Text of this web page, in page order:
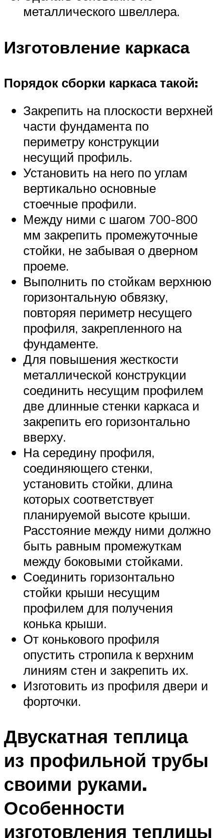
металлического швеллера.
Изготовление каркаса
Порядок сборки каркаса такой:
Закрепить на плоскости верхней
части фундамента по
периметру конструкции
несущий профиль.
Установить на него по углам
вертикально основные
стоечные профили.
Между ними с шагом 700-800
мм закрепить промежуточные
стойки, не забывая о дверном
проеме.
Выполнить по стойкам верхнюю
горизонтальную обвязку,
повторяя периметр несущего
профиля, закрепленного на
фундаменте.
Для повышения жесткости
металлической конструкции
соединить несущим профилем
две длинные стенки каркаса и
закрепить его горизонтально
вверху.
На середину профиля,
соединяющего стенки,
установить стойки, длина
которых соответствует
планируемой высоте крыши.
Расстояние между ними должно
быть равным промежуткам
между боковыми стойками.
Соединить горизонтально
стойки крыши несущим
профилем для получения
конька крыши.
От конькового профиля
опустить стропила к верхним
линиям стен и закрепить их.
Изготовить из профиля двери и
форточки.
Двускатная теплица
из профильной трубы
своими руками.
Особенности
изготовления теплицы